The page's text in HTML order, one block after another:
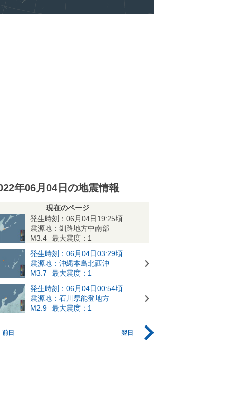
年06月04日の地震情報
現在のページ
発生時刻：06月04日19:25頃
震源地：釧路地方中南部
M3.4
最大震度：1
発生時刻：06月04日03:29頃
震源地：沖縄本島北西沖
M3.7
最大震度：1
発生時刻：06月04日00:54頃
震源地：石川県能登地方
M2.9
最大震度：1
前日 翌日